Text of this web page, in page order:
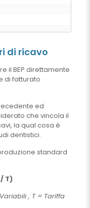
di ricavo
il BEP direttamente
di fatturato
ed
che vincola il
la qual cosa è
dentistici.
standard
/ T)
, T = Tariffa